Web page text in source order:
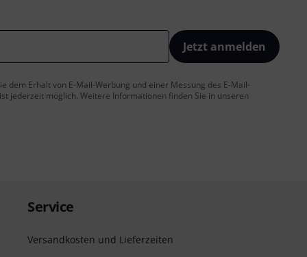
Jetzt anmelden
dem Erhalt von E-Mail-Werbung und einer Messung des E-Mail-
jederzeit möglich. Weitere Informationen finden Sie in unseren
Service
Versandkosten und Lieferzeiten